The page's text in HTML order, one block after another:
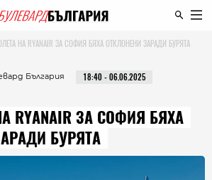
НА RYANAIR ЗА СОФИЯ БЯХА ОТКЛОНЕНИ ЗАРАДИ БУРЯТА
България 18:40 - 06.06.2025
RYANAIR ЗА СОФИЯ БЯХА
БУРЯТА